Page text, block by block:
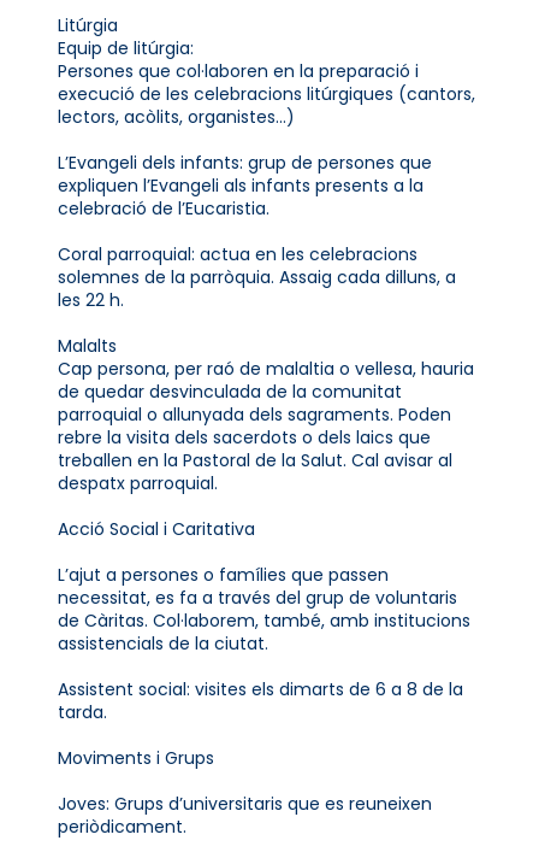
Litúrgia
Equip de litúrgia:
Persones que col·laboren en la preparació i
execució de les celebracions litúrgiques (cantors,
lectors, acòlits, organistes...)
L’Evangeli dels infants: grup de persones que
expliquen l’Evangeli als infants presents a la
celebració de l’Eucaristia.
Coral parroquial: actua en les celebracions
solemnes de la parròquia. Assaig cada dilluns, a
les 22 h.
Malalts
Cap persona, per raó de malaltia o vellesa, hauria
de quedar desvinculada de la comunitat
parroquial o allunyada dels sagraments. Poden
rebre la visita dels sacerdots o dels laics que
treballen en la Pastoral de la Salut. Cal avisar al
despatx parroquial.
Acció Social i Caritativa
L’ajut a persones o famílies que passen
necessitat, es fa a través del grup de voluntaris
de Càritas. Col·laborem, també, amb institucions
assistencials de la ciutat.
Assistent social: visites els dimarts de 6 a 8 de la
tarda.
Moviments i Grups
Joves: Grups d’universitaris que es reuneixen
periòdicament.